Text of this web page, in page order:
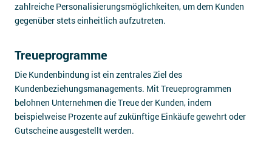
zahlreiche Personalisierungsmöglichkeiten, um dem Kunden
gegenüber stets einheitlich aufzutreten.
Treueprogramme
Die Kundenbindung ist ein zentrales Ziel des
Kundenbeziehungsmanagements. Mit Treueprogrammen
belohnen Unternehmen die Treue der Kunden, indem
beispielweise Prozente auf zukünftige Einkäufe gewehrt oder
Gutscheine ausgestellt werden.